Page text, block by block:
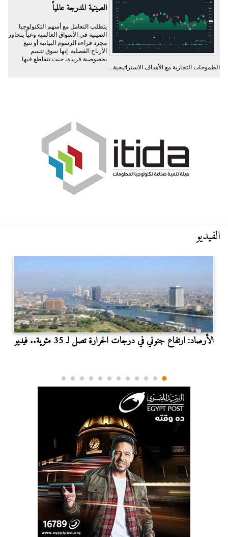
الصينية المدرجة عالمياً
يتطلب التعامل مع أسهم التكنولوجيا
الصينية في الأسواق العالمية وعياً يتجاوز
مجرد قراءة الرسوم البيانية أو تتبع
الأرباح الفصلية. إنها سوق تتسم
بخصوصية فريدة، حيث تتقاطع فيها
الطموحات التجارية مع الأهداف الاستراتيجية...
الفيديو
الأرصاد: ارتفاع جنوني في درجات الحرارة تصل لـ 35 مئوية.. فيديو